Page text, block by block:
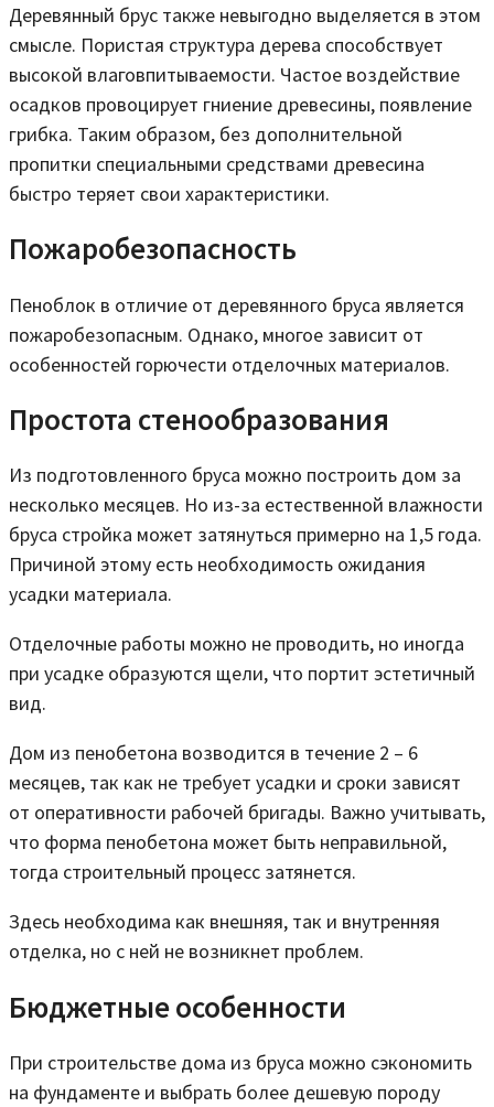
Деревянный брус также невыгодно выделяется в этом
смысле. Пористая структура дерева способствует
высокой влаговпитываемости. Частое воздействие
осадков провоцирует гниение древесины, появление
грибка. Таким образом, без дополнительной
пропитки специальными средствами древесина
быстро теряет свои характеристики.
Пожаробезопасность
Пеноблок в отличие от деревянного бруса является
пожаробезопасным. Однако, многое зависит от
особенностей горючести отделочных материалов.
Простота стенообразования
Из подготовленного бруса можно построить дом за
несколько месяцев. Но из-за естественной влажности
бруса стройка может затянуться примерно на 1,5 года.
Причиной этому есть необходимость ожидания
усадки материала.
Отделочные работы можно не проводить, но иногда
при усадке образуются щели, что портит эстетичный
вид.
Дом из пенобетона возводится в течение 2 – 6
месяцев, так как не требует усадки и сроки зависят
от оперативности рабочей бригады. Важно учитывать,
что форма пенобетона может быть неправильной,
тогда строительный процесс затянется.
Здесь необходима как внешняя, так и внутренняя
отделка, но с ней не возникнет проблем.
Бюджетные особенности
При строительстве дома из бруса можно сэкономить
на фундаменте и выбрать более дешевую породу